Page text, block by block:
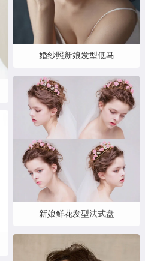
婚纱照新娘发型低马
新娘鲜花发型法式盘